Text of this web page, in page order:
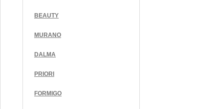
BEAUTY
MURANO
DALMA
PRIORI
FORMIGO